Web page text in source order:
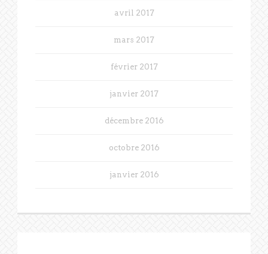
avril 2017
mars 2017
février 2017
janvier 2017
décembre 2016
octobre 2016
janvier 2016